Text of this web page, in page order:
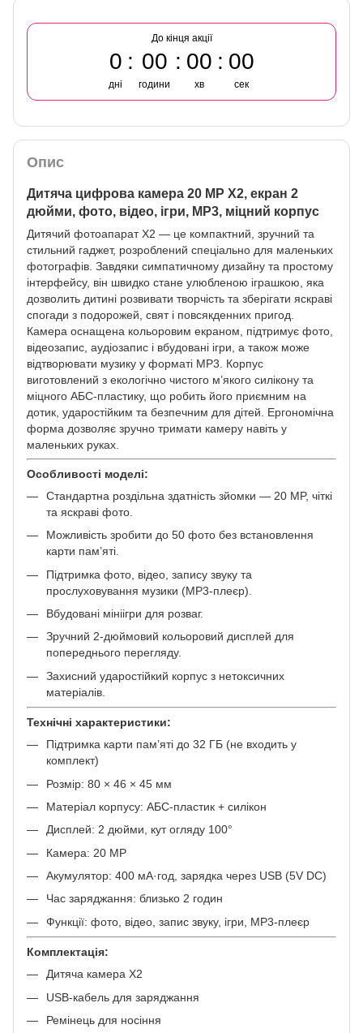
До кінця акції
0
дні
00
години
00
хв
00
сек
Опис
Дитяча цифрова камера 20 MP X2, екран 2
дюйми, фото, відео, ігри, MP3, міцний корпус
Дитячий фотоапарат X2 — це компактний, зручний та
стильний гаджет, розроблений спеціально для маленьких
фотографів. Завдяки симпатичному дизайну та простому
інтерфейсу, він швидко стане улюбленою іграшкою, яка
дозволить дитині розвивати творчість та зберігати яскраві
спогади з подорожей, свят і повсякденних пригод.
Камера оснащена кольоровим екраном, підтримує фото,
відеозапис, аудіозапис і вбудовані ігри, а також може
відтворювати музику у форматі MP3. Корпус
виготовлений з екологічно чистого м’якого силікону та
міцного АБС-пластику, що робить його приємним на
дотик, ударостійким та безпечним для дітей. Ергономічна
форма дозволяє зручно тримати камеру навіть у
маленьких руках.
Особливості моделі:
Стандартна роздільна здатність зйомки — 20 MP, чіткі
та яскраві фото.
Можливість зробити до 50 фото без встановлення
карти пам’яті.
Підтримка фото, відео, запису звуку та
прослуховування музики (MP3-плеєр).
Вбудовані мініігри для розваг.
Зручний 2-дюймовий кольоровий дисплей для
попереднього перегляду.
Захисний ударостійкий корпус з нетоксичних
матеріалів.
Технічні характеристики:
Підтримка карти пам’яті до 32 ГБ (не входить у
комплект)
Розмір: 80 × 46 × 45 мм
Матеріал корпусу: АБС-пластик + силікон
Дисплей: 2 дюйми, кут огляду 100°
Камера: 20 MP
Акумулятор: 400 мА·год, зарядка через USB (5V DC)
Час заряджання: близько 2 годин
Функції: фото, відео, запис звуку, ігри, MP3-плеєр
Комплектація:
Дитяча камера X2
USB-кабель для заряджання
Ремінець для носіння